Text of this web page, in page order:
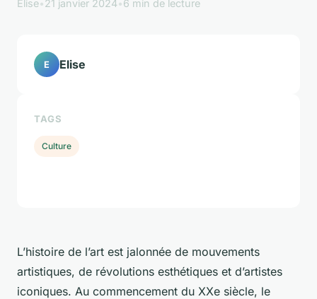
Elise•21 janvier 2024•6 min de lecture
L’histoire de l’art est jalonnée de mouvements
artistiques, de révolutions esthétiques et d’artistes
iconiques. Au commencement du XXe siècle, le
E Elise
TAGS
Culture